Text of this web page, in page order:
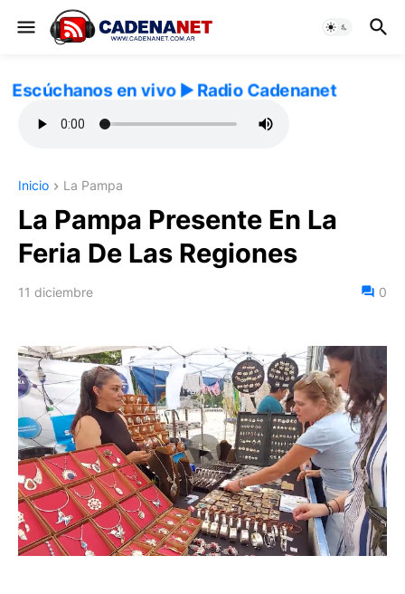
Escúchanos en vivo ▶️ Radio Cadenanet
Inicio La Pampa
La Pampa Presente En La
Feria De Las Regiones
11 diciembre 0